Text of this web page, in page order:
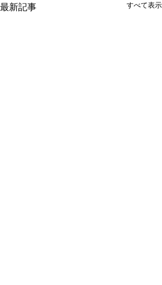
最新記事 すべて表示